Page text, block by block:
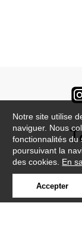
Notre site utilise
naviguer. Nous
fonctionnalités du
poursuivant la
des cookies. En
Accepter